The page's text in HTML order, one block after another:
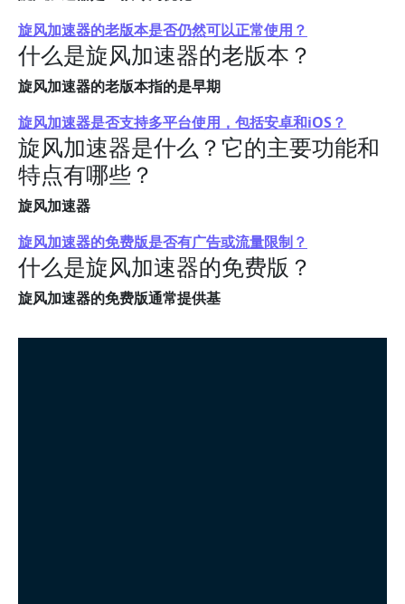
旋风加速器的老版本是否仍然可以正常使用？
什么是旋风加速器的老版本？
旋风加速器的老版本指的是早期
旋风加速器是否支持多平台使用，包括安卓和iOS？
旋风加速器是什么？它的主要功能和
特点有哪些？
旋风加速器
旋风加速器的免费版是否有广告或流量限制？
什么是旋风加速器的免费版？
旋风加速器的免费版通常提供基